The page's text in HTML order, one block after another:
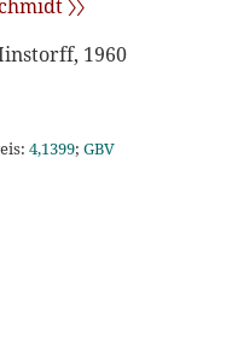
〉〉
1960
4,1399; GBV